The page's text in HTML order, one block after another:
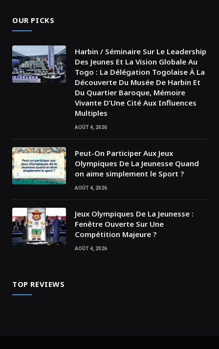
OUR PICKS
Harbin / Séminaire Sur Le Leadership
Des Jeunes Et La Vision Globale Au
Togo : La Délégation Togolaise À La
Découverte Du Musée De Harbin Et
Du Quartier Baroque, Mémoire
Vivante D’Une Cité Aux Influences
Multiples
AOÛT 4, 2026
Peut-On Participer Aux Jeux
Olympiques De La Jeunesse Quand
on aime simplement le Sport ?
AOÛT 4, 2026
Jeux Olympiques De La Jeunesse :
Fenêtre Ouverte Sur Une
Compétition Majeure ?
AOÛT 4, 2026
TOP REVIEWS